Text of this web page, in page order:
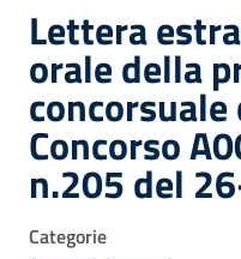
Lettera
orale della
concorsuale
Concorso
n.205 del
Categorie